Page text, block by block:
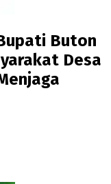
Buton
Desa